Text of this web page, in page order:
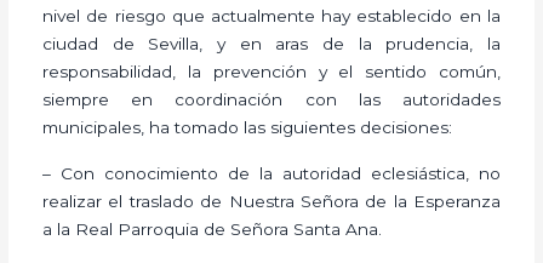
nivel de riesgo que actualmente hay establecido en la
ciudad de Sevilla, y en aras de la prudencia, la
responsabilidad, la prevención y el sentido común,
siempre en coordinación con las autoridades
municipales, ha tomado las siguientes decisiones:
– Con conocimiento de la autoridad eclesiástica, no
realizar el traslado de Nuestra Señora de la Esperanza
a la Real Parroquia de Señora Santa Ana.